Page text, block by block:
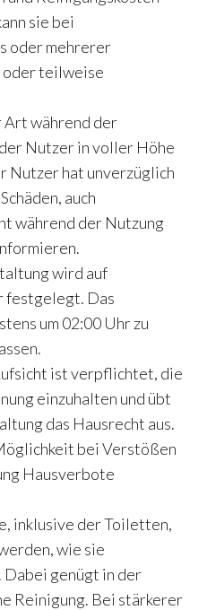
sie bei
oder mehrerer
oder teilweise
Art während der
Nutzer in voller Höhe
Nutzer hat unverzüglich
auch
während der Nutzung
wird auf
festgelegt. Das
um 02:00 Uhr zu
ist verpflichtet, die
einzuhalten und übt
das Hausrecht aus.
bei Verstößen
Hausverbote
inklusive der Toiletten,
wie sie
genügt in der
Reinigung. Bei stärkerer